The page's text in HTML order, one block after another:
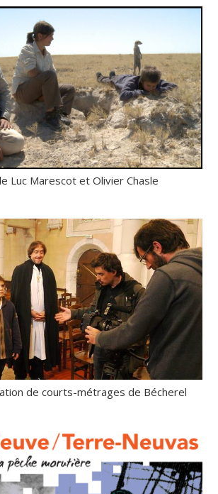
Luc Marescot et Olivier Chasle
de courts-métrages de Bécherel